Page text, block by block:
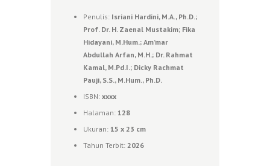
Penulis: Isriani Hardini, M.A., Ph.D.;
Prof. Dr. H. Zaenal Mustakim; Fika
Hidayani, M.Hum.; Am’mar
Abdullah Arfan, M.H.; Dr. Rahmat
Kamal, M.Pd.I.; Dicky Rachmat
Pauji, S.S., M.Hum., Ph.D.
ISBN: xxxx
Halaman: 128
Ukuran: 15 x 23 cm
Tahun Terbit: 2026